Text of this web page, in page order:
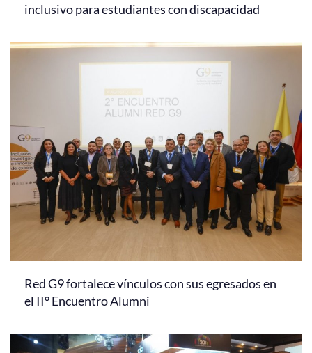
inclusivo para estudiantes con discapacidad
Red G9 fortalece vínculos con sus egresados en
el II° Encuentro Alumni